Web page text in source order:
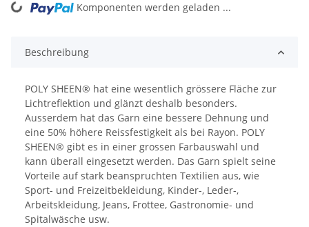
Loading... Komponenten werden geladen ...
Beschreibung
POLY SHEEN® hat eine wesentlich grössere Fläche zur
Lichtreflektion und glänzt deshalb besonders.
Ausserdem hat das Garn eine bessere Dehnung und
eine 50% höhere Reissfestigkeit als bei Rayon. POLY
SHEEN® gibt es in einer grossen Farbauswahl und
kann überall eingesetzt werden. Das Garn spielt seine
Vorteile auf stark beanspruchten Textilien aus, wie
Sport- und Freizeitbekleidung, Kinder-, Leder-,
Arbeitskleidung, Jeans, Frottee, Gastronomie- und
Spitalwäsche usw.